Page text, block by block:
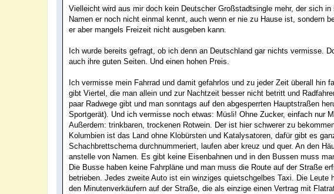
Vielleicht wird aus mir doch kein Deutscher Großstadtsingle mehr, der sich
Namen er noch nicht einmal kennt, auch wenn er nie zu Hause ist, sondern
er aber mangels Freizeit nicht ausgeben kann.
Ich wurde bereits gefragt, ob ich denn an Deutschland gar nichts vermisse.
auch ihre guten Seiten. Und einen hohen Preis.
Ich vermisse mein Fahrrad und damit gefahrlos und zu jeder Zeit überall
gibt Viertel, die man allein und zur Nachtzeit besser nicht betritt und
paar Radwege gibt und man sonntags auf den abgesperrten Hauptstraßen
Sportgerät). Und ich vermisse noch etwas: Müsli! Ohne Zucker, einfach nur
Außerdem: trinkbaren, trockenen Rotwein. Der ist hier schwerer zu
Kolumbien ist das Land ohne Klobürsten und Katalysatoren, dafür gibt es
Schachbrettschema durchnummeriert, laufen aber kreuz und quer. An den
anstelle von Namen. Es gibt keine Eisenbahnen und in den Bussen muss
Die Busse haben keine Fahrpläne und man muss die Route auf der Straße
betrieben. Jedes zweite Auto ist ein winziges quietschgelbes Taxi. Die
den Minutenverkäufern auf der Straße, die als einzige einen Vertrag mit